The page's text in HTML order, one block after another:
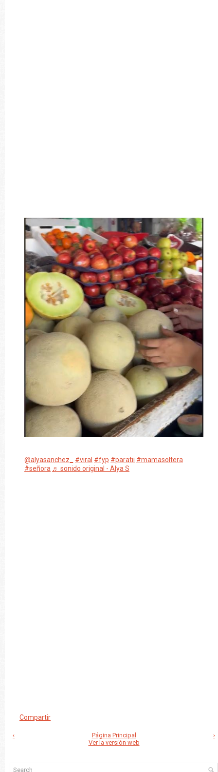
@alyasanchez_ #viral #fyp #paratii #mamasoltera
#señora ♬ sonido original - Alya S
Compartir
‹ ›
Página Principal
Ver la versión web